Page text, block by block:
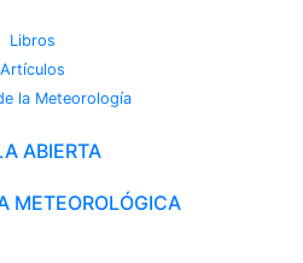
Libros
Artículos
la Meteorología
ABIERTA
METEOROLÓGICA